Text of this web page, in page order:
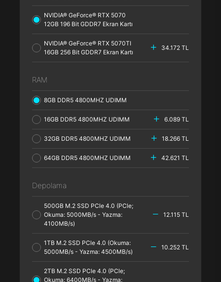
NVIDIA® GeForce® RTX 5070
12GB 196 Bit GDDR7 Ekran Kartı
NVIDIA® GeForce® RTX 5070TI
16GB 256 Bit GDDR7 Ekran Kartı
34.172 TL
RAM
8GB DDR5 4800MHZ UDIMM
16GB DDR5 4800MHZ UDIMM 6.089 TL
32GB DDR5 4800MHZ UDIMM 18.266 TL
64GB DDR5 4800MHZ UDIMM 42.621 TL
Depolama
500GB M.2 SSD PCle 4.0 (PCle;
Okuma: 5000MB/s - Yazma:
4100MB/s)
12.115 TL
1TB M.2 SSD PCle 4.0 (Okuma:
5000MB/s - Yazma: 4500MB/s)
10.252 TL
2TB M.2 SSD PCle 4.0 (PCle;
Okuma: 6400MB/s - Yazma: